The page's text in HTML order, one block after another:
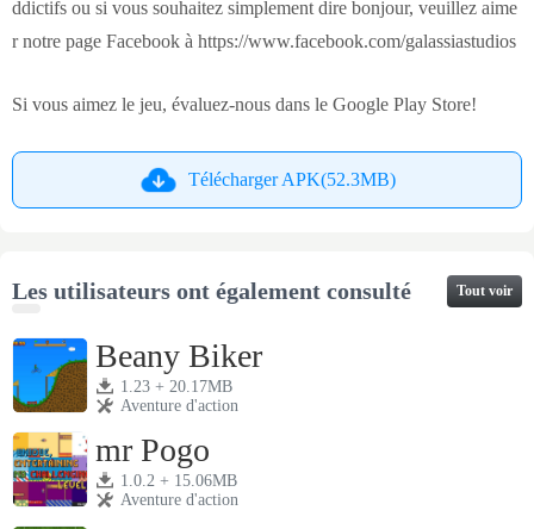
ddictifs ou si vous souhaitez simplement dire bonjour, veuillez aime
r notre page Facebook à https://www.facebook.com/galassiastudios
Si vous aimez le jeu, évaluez-nous dans le Google Play Store!
Télécharger APK(52.3MB)
Les utilisateurs ont également consulté Tout voir
Beany Biker
1.23 + 20.17MB
Aventure d'action
mr Pogo
1.0.2 + 15.06MB
Aventure d'action